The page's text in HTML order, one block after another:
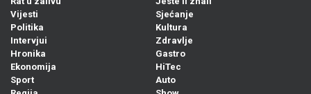
Vijesti
Politika
Intervjui
Hronika
Ekonomija
Sport
Sjećanje
Kultura
Zdravlje
Gastro
HiTec
Auto